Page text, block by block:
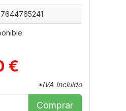
€
*IVA Incluido
Comprar